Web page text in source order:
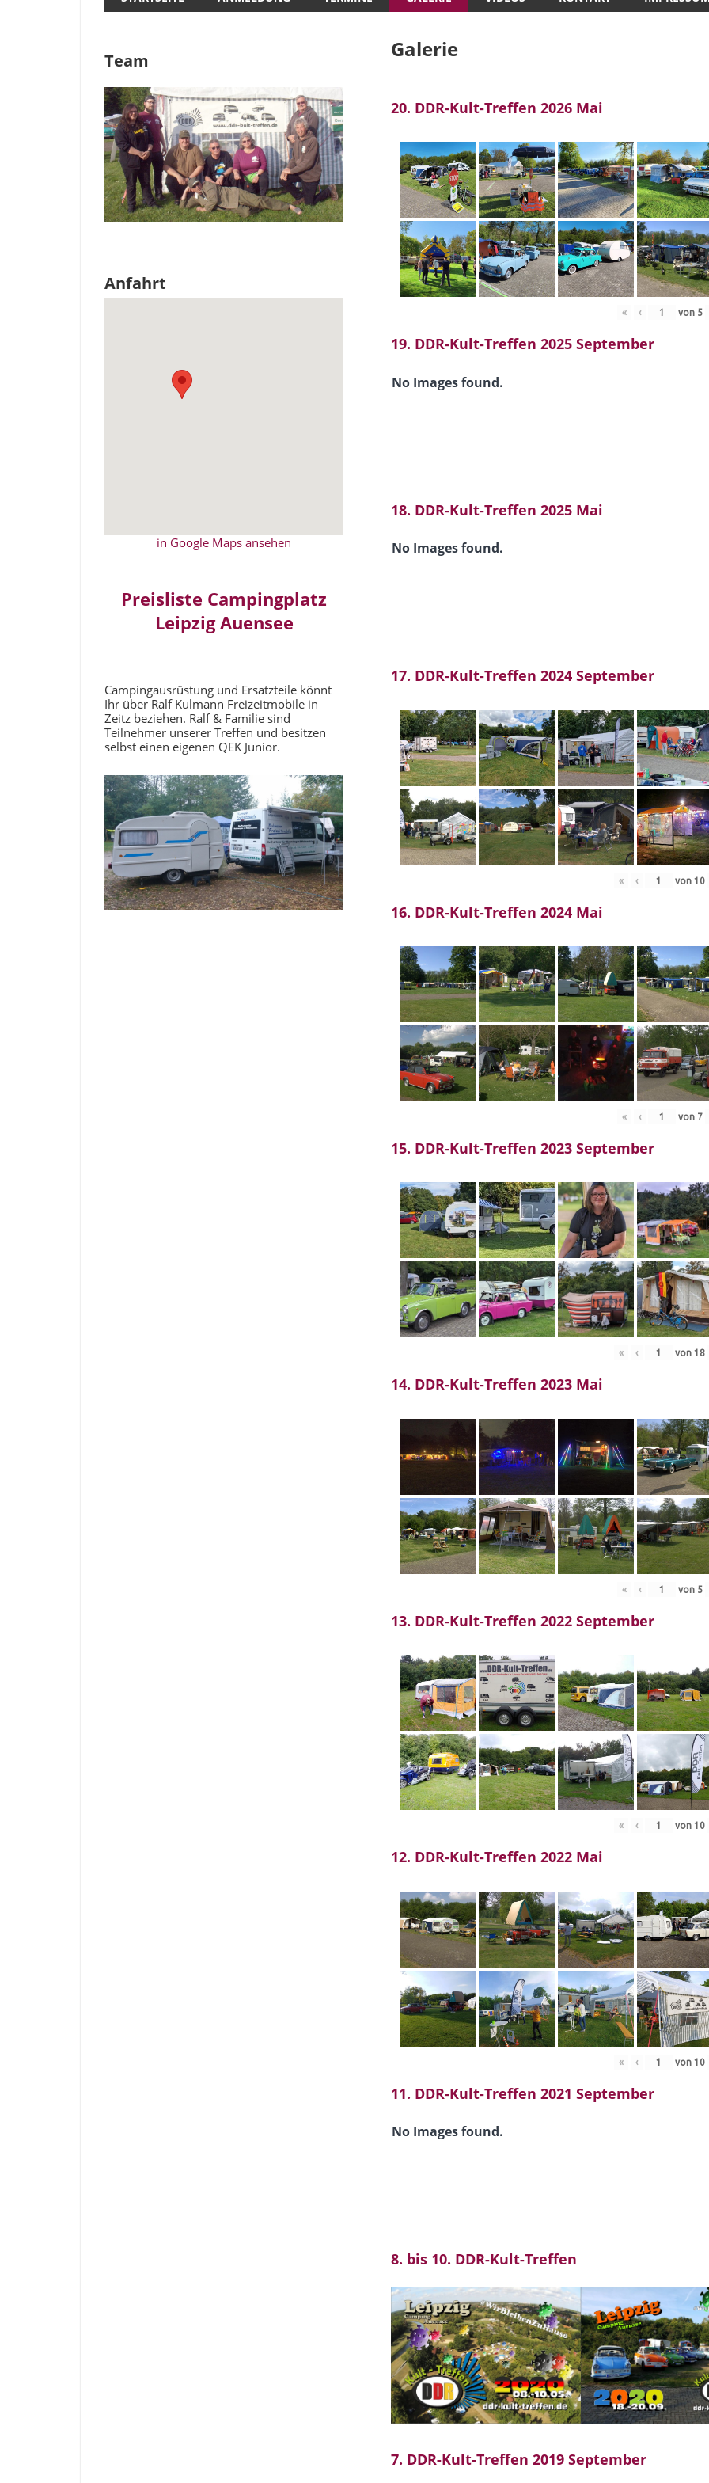
Galerie
20. DDR-Kult-Treffen 2026 Mai
« ‹ von 5
19. DDR-Kult-Treffen 2025 September
No Images found.
18. DDR-Kult-Treffen 2025 Mai
No Images found.
17. DDR-Kult-Treffen 2024 September
« ‹ von10
16. DDR-Kult-Treffen 2024 Mai
« ‹ von 7
15. DDR-Kult-Treffen 2023 September
« ‹ von18
14. DDR-Kult-Treffen 2023 Mai
« ‹ von 5
13. DDR-Kult-Treffen 2022 September
« ‹ von10
12. DDR-Kult-Treffen 2022 Mai
« ‹ von10
11. DDR-Kult-Treffen 2021 September
No Images found.
8. bis 10. DDR-Kult-Treffen
7. DDR-Kult-Treffen 2019 September
Team
Anfahrt
in Google Maps ansehen
Preisliste Campingplatz
Leipzig Auensee
Campingausrüstung und Ersatzteile könnt
Ihr über Ralf Kulmann Freizeitmobile in
Zeitz beziehen. Ralf & Familie sind
Teilnehmer unserer Treffen und besitzen
selbst einen eigenen QEK Junior.